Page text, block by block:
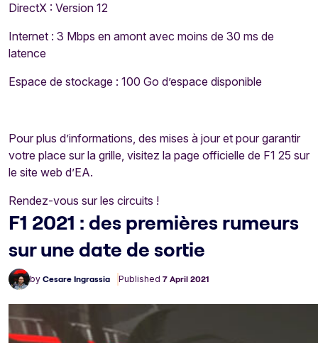
DirectX : Version 12
Internet : 3 Mbps en amont avec moins de 30 ms de
latence
Espace de stockage : 100 Go d’espace disponible
Pour plus d’informations, des mises à jour et pour garantir
votre place sur la grille, visitez la page officielle de F1 25 sur
le site web d’EA.
Rendez-vous sur les circuits !
F1 2021 : des premières rumeurs
sur une date de sortie
by Cesare Ingrassia Published 7 April 2021